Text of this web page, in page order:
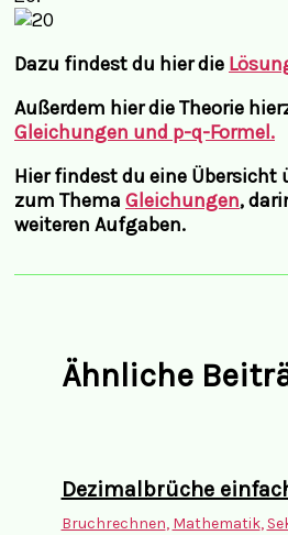
Dazu findest du hier die
Außerdem hier die Theorie
Gleichungen und p-q-Formel.
Hier findest du eine Übersicht
zum Thema Gleichungen,
weiteren Aufgaben.
Ähnliche
Dezimalbrüche
Bruchrechnen, Mathematik,